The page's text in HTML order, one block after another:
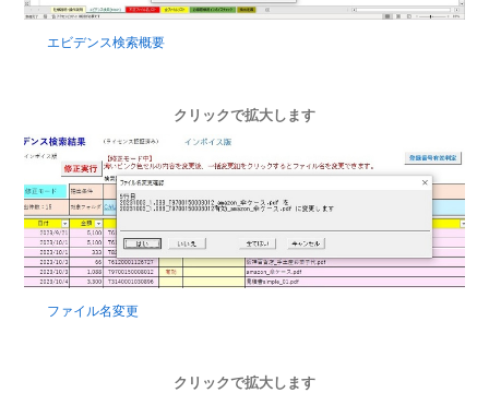
エビデンス検索概要
クリックで拡大します
ファイル名変更
クリックで拡大します